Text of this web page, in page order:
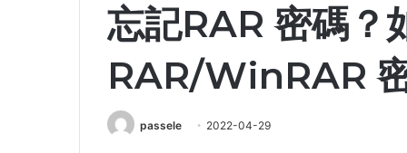
忘記RAR 密碼？
RAR/WinRAR
passele 2022-04-29